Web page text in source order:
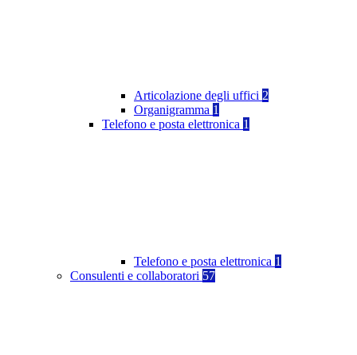
Articolazione degli uffici 2
Organigramma 1
Telefono e posta elettronica 1
Telefono e posta elettronica 1
Consulenti e collaboratori 57